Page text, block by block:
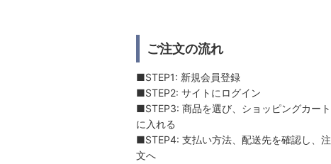
ご注文の流れ
■STEP1: 新規会員登録
■STEP2: サイトにログイン
■STEP3: 商品を選び、ショッピングカート
に入れる
■STEP4: 支払い方法、配送先を確認し、注
文へ